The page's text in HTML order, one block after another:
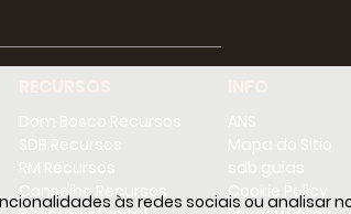
às redes sociais ou analisar
Conselho Recursos
Cookie Policy